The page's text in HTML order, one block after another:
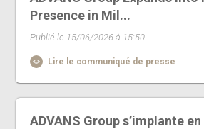
Presence in Mil...
Publié le 15/06/2026 à 15:50
Lire le communiqué de presse
ADVANS Group s’implante